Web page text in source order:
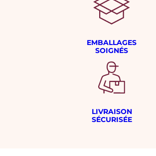
EMBALLAGES
SOIGNÉS
LIVRAISON
SÉCURISÉE